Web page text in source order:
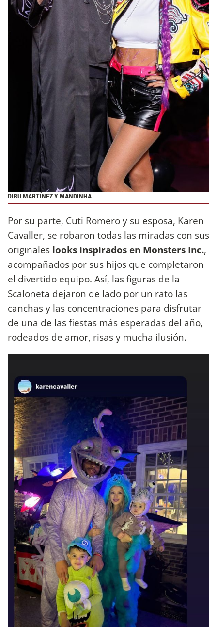
DIBU MARTÍNEZ Y MANDINHA
Por su parte, Cuti Romero y su esposa, Karen
Cavaller, se robaron todas las miradas con sus
originales looks inspirados en Monsters Inc.,
acompañados por sus hijos que completaron
el divertido equipo. Así, las figuras de la
Scaloneta dejaron de lado por un rato las
canchas y las concentraciones para disfrutar
de una de las fiestas más esperadas del año,
rodeados de amor, risas y mucha ilusión.